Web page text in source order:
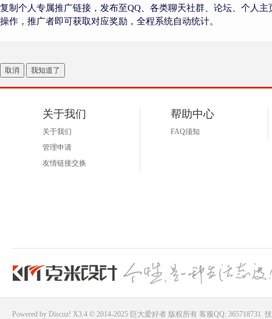
复制个人专属推广链接，发布至QQ、各类聊天社群、论坛、个人
操作，推广者即可获取对应奖励，全程系统自动统计。
取消 我知道了
关于我们
关于我们
管理申请
友情链接交换
帮助中心
FAQ须知
Powered by Discuz! X3.4 © 2014-2025 巨大爱好者版权所有 客服QQ: 365718731